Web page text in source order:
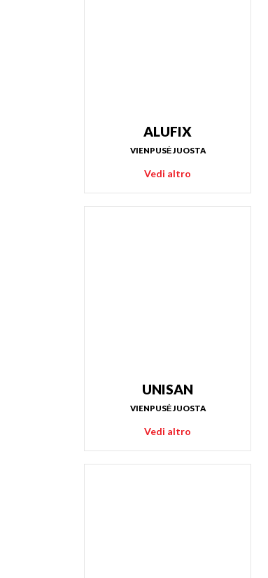
ALUFIX
VIENPUSĖ JUOSTA
Vedi altro
UNISAN
VIENPUSĖ JUOSTA
Vedi altro